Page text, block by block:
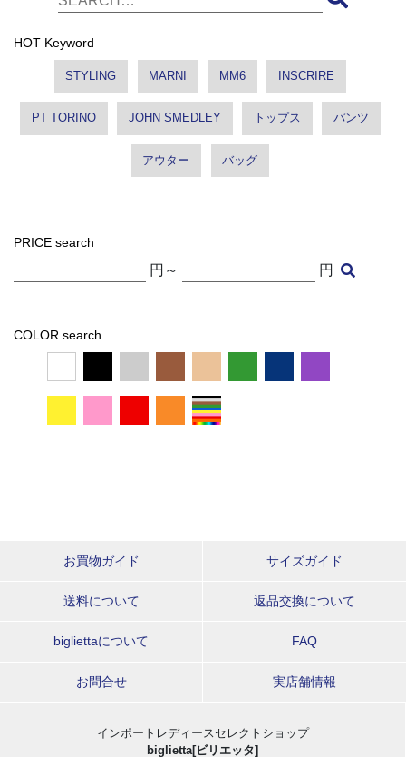
HOT Keyword
STYLING MARNI MM6 INSCRIRE
PT TORINO JOHN SMEDLEY トップス パンツ
アウター バッグ
PRICE search
円～ 円
COLOR search
お買物ガイド サイズガイド
送料について 返品交換について
bigliettaについて FAQ
お問合せ 実店舗情報
インポートレディースセレクトショップ
biglietta[ビリエッタ]